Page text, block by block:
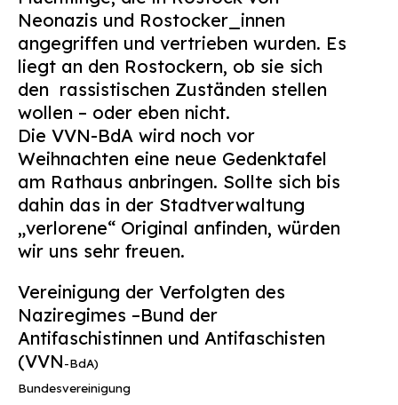
Neonazis und Rostocker_innen
angegriffen und vertrieben wurden. Es
liegt an den Rostockern, ob sie sich
den rassistischen Zuständen stellen
wollen – oder eben nicht.
Die VVN-BdA wird noch vor
Weihnachten eine neue Gedenktafel
am Rathaus anbringen. Sollte sich bis
dahin das in der Stadtverwaltung
„verlorene“ Original anfinden, würden
wir uns sehr freuen.
Vereinigung der Verfolgten des
Naziregimes –Bund der
Antifaschistinnen und Antifaschisten
(VVN-BdA)
Bundesvereinigung